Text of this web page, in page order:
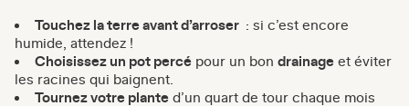
Touchez la terre avant d’arroser : si c’est encore
humide, attendez !
Choisissez un pot percé pour un bon drainage et éviter
les racines qui baignent.
Tournez votre plante d’un quart de tour chaque mois